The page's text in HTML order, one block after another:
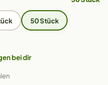
50 Stück
bei dir